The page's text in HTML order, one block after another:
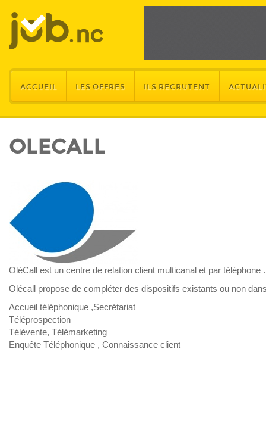
ACCUEIL LES OFFRES ILS RECRUTENT
OLECALL
OléCall est un centre de relation client multicanal et par téléphone .
Olécall propose de compléter des dispositifs existants ou non
Accueil téléphonique ,Secrétariat
Téléprospection
Télévente, Télémarketing
Enquête Téléphonique , Connaissance client